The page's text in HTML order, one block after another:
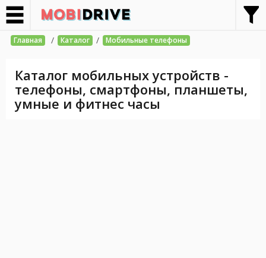
Главная / Каталог / Мобильные телефоны
Каталог мобильных устройств -
телефоны, смартфоны, планшеты,
умные и фитнес часы